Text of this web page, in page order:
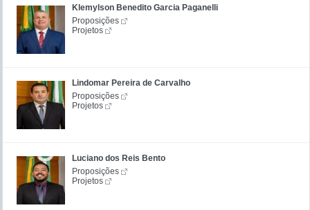
Klemylson Benedito Garcia Paganelli
Proposições
Projetos
Lindomar Pereira de Carvalho
Proposições
Projetos
Luciano dos Reis Bento
Proposições
Projetos